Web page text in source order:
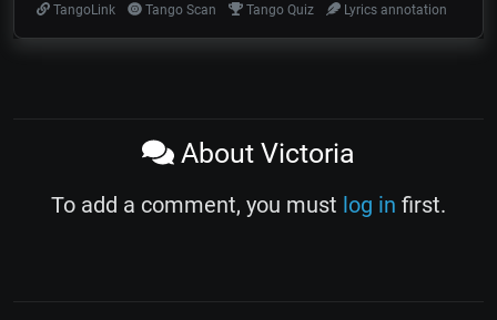
TangoLink
Tango Scan Tango Quiz Lyrics annotation
About Victoria
To add a comment, you must log in first.